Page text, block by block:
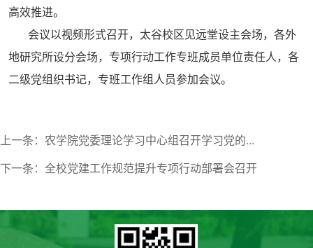
高效推进。
会议以视频形式召开，太谷校区见远堂设主会场，各外
地研究所设分会场，专项行动工作专班成员单位责任人，各
二级党组织书记，专班工作组人员参加会议。
上一条：农学院党委理论学习中心组召开学习党的...
下一条：全校党建工作规范提升专项行动部署会召开